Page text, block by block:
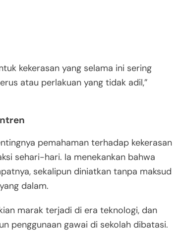
kekerasan yang selama ini sering
atau perlakuan yang tidak adil,”
pemahaman terhadap kekerasan
sehari-hari. Ia menekankan bahwa
sekalipun diniatkan tanpa maksud
dalam.
marak terjadi di era teknologi, dan
penggunaan gawai di sekolah dibatasi.